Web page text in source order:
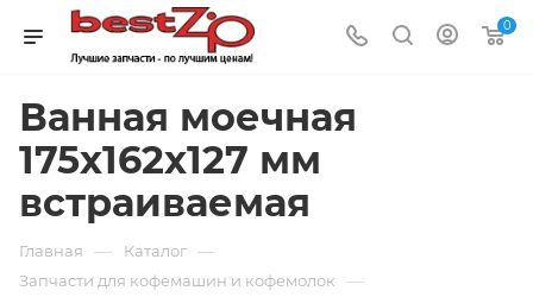
0
Ванная моечная
175х162x127 мм
встраиваемая
Главная — Каталог —
Запчасти для кофемашин и кофемолок —